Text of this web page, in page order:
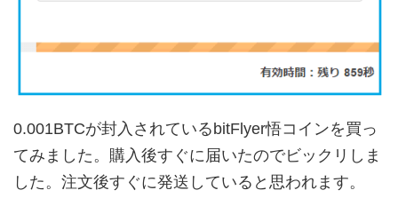
0.001BTCが封入されているbitFlyer悟コインを買っ
てみました。購入後すぐに届いたのでビックリしま
した。注文後すぐに発送していると思われます。